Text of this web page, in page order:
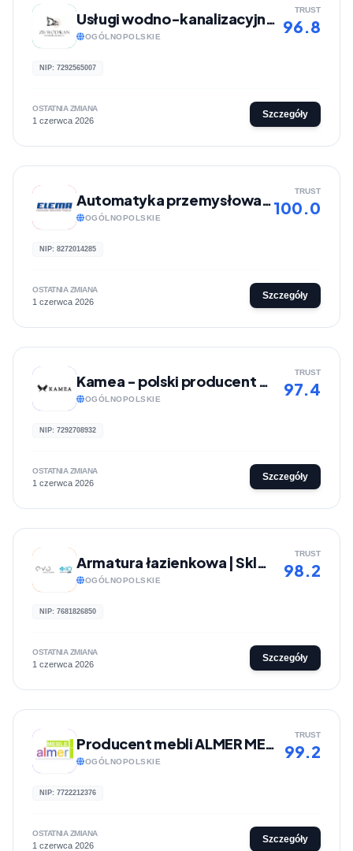
Usługi wodno-kanalizacyjne | Z.I.S WOD-KAN Dominik Bluszcz
OGÓLNOPOLSKIE
TRUST
96.8
NIP: 7292565007
OSTATNIA ZMIANA
1 czerwca 2026
Szczegóły
Automatyka przemysłowa, automatyzacja produkcji | ELEMA
OGÓLNOPOLSKIE
TRUST
100.0
NIP: 8272014285
OSTATNIA ZMIANA
1 czerwca 2026
Szczegóły
Kamea - polski producent nakryć głowy i szalików
OGÓLNOPOLSKIE
TRUST
97.4
NIP: 7292708932
OSTATNIA ZMIANA
1 czerwca 2026
Szczegóły
Armatura łazienkowa | Sklep internetowy evolazienki.pl
OGÓLNOPOLSKIE
TRUST
98.2
NIP: 7681826850
OSTATNIA ZMIANA
1 czerwca 2026
Szczegóły
Producent mebli ALMER MEBLE
OGÓLNOPOLSKIE
TRUST
99.2
NIP: 7722212376
OSTATNIA ZMIANA
1 czerwca 2026
Szczegóły